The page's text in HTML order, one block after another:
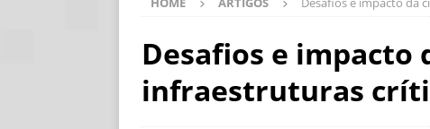
[ 06/08/2026 ]
[ 06/08/2026 ]
IA
NOTÍCIAS
Desafios e impacto
infraestruturas